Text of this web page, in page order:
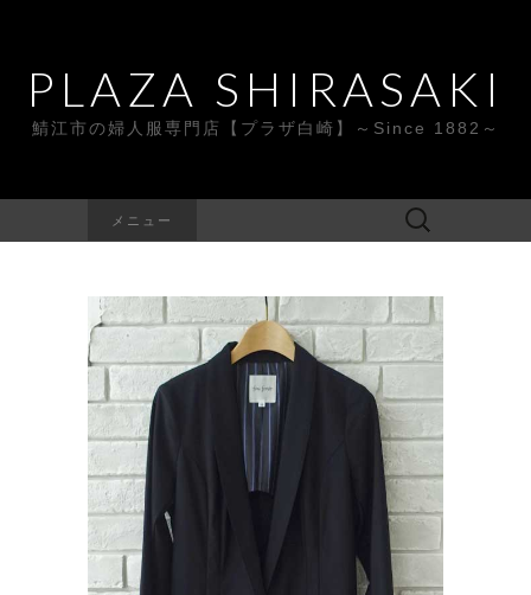
PLAZA SHIRASAKI
鯖江市の婦人服専門店【プラザ白崎】～Since 1882～
メニュー
検
索: